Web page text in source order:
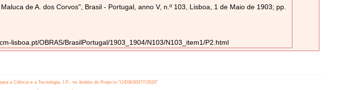
de A. dos Corvos", Brasil - Portugal, anno V, n.º 103, Lisboa, 1 de Maio de 1903; pp.
lisboa.pt/OBRAS/BrasilPortugal/1903_1904/N103/N103_item1/P2.html
a Ciência e a Tecnologia, I.P., no âmbito do Projecto “UIDB/00077/2020”